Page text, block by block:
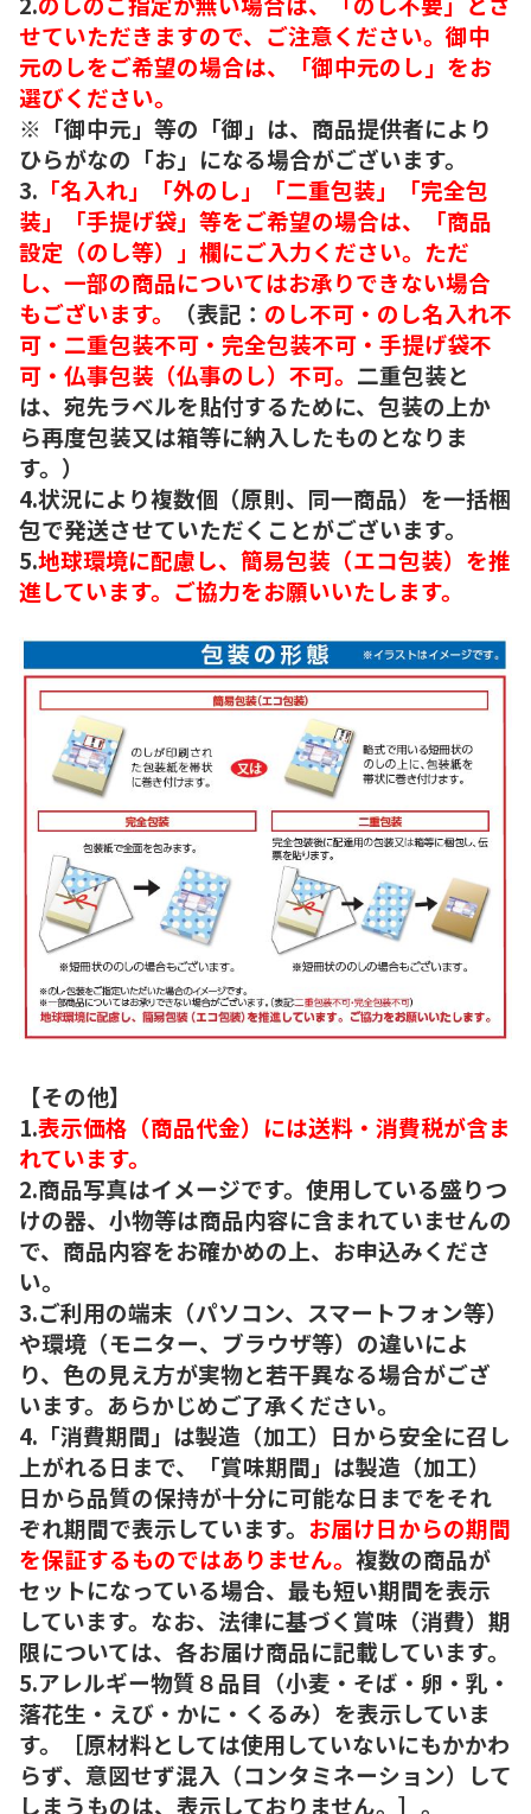
せていただきますので、ご注意ください。御中
元のしをご希望の場合は、「御中元のし」をお
選びください。
※「御中元」等の「御」は、商品提供者により
ひらがなの「お」になる場合がございます。
3. 「名入れ」「外のし」「二重包装」「完全包
装」「手提げ袋」等をご希望の場合は、「商品
設定（のし等）」欄にご入力ください。ただ
し、一部の商品についてはお承りできない場合
もございます。
（表記： のし不可・のし名入れ不
可・二重包装不可・完全包装不可・手提げ袋不
可・仏事包装（仏事のし）不可。 二重包装と
は、宛先ラベルを貼付するために、包装の上か
ら再度包装又は箱等に納入したものとなりま
す。）
4.状況により複数個（原則、同一商品）を一括梱
包で発送させていただくことがございます。
5.地球環境に配慮し、簡易包装（エコ包装）を推
進しています。ご協力をお願いいたします。
【その他】
1.表示価格（商品代金）には送料・消費税が含ま
れています。
2.商品写真はイメージです。使用している盛りつ
けの器、小物等は商品内容に含まれていませんの
で、商品内容をお確かめの上、お申込みくださ
い。
3.ご利用の端末（パソコン、スマートフォン等）
や環境（モニター、ブラウザ等）の違いによ
り、色の見え方が実物と若干異なる場合がござ
います。あらかじめご了承ください。
4.「消費期間」は製造（加工）日から安全に召し
上がれる日まで、「賞味期間」は製造（加工）
日から品質の保持が十分に可能な日までをそれ
ぞれ期間で表示しています。 お届け日からの期間
を保証するものではありません。 複数の商品が
セットになっている場合、最も短い期間を表示
しています。なお、法律に基づく賞味（消費）期
限については、各お届け商品に記載しています。
5.アレルギー物質８品目（小麦・そば・卵・乳・
落花生・えび・かに・くるみ）を表示していま
す。［原材料としては使用していないにもかかわ
らず、意図せず混入（コンタミネーション）して
しまうものは、表示しておりません。］。